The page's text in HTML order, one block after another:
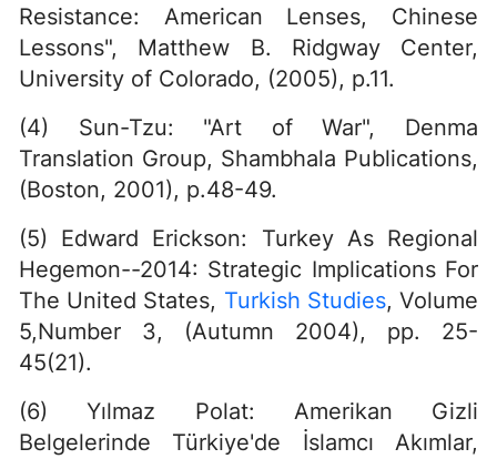
Resistance: American Lenses, Chinese
Lessons", Matthew B. Ridgway Center,
University of Colorado, (2005), p.11.
(4) Sun-Tzu: "Art of War", Denma
Translation Group, Shambhala Publications,
(Boston, 2001), p.48-49.
(5) Edward Erickson: Turkey As Regional
Hegemon--2014: Strategic Implications For
The United States, Turkish Studies, Volume
5,Number 3, (Autumn 2004), pp. 25-
45(21).
(6) Yılmaz Polat: Amerikan Gizli
Belgelerinde Türkiye'de İslamcı Akımlar,